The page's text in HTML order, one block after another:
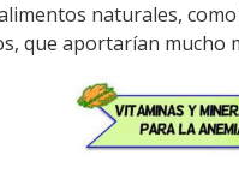
naturales,
que aportarían mucho